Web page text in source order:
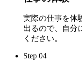
実際の仕事を体
出るので、自分
ください。
Step 04